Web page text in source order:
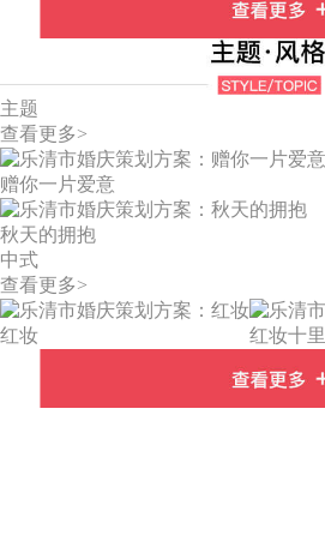
主题
查看更多>
赠你一片爱意
秋天的拥抱
中式
查看更多>
红妆 红妆十里